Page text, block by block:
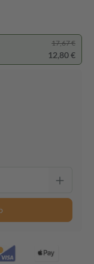
17,67 €
12,80 €